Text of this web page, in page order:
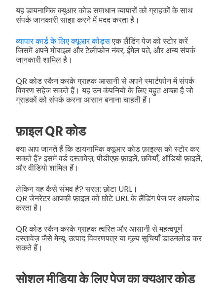
यह डायनामिक क्यूआर कोड समाधान व्यापारों को ग्राहकों के साथ
संपर्क जानकारी साझा करने में मदद करता है।
व्यापार कार्ड के लिए क्यूआर कोड्सएक लैंडिंग पेज को स्टोर करें
जिसमें अपने मोबाइल और टेलीफोन नंबर, ईमेल पते, और अन्य संपर्क
जानकारी शामिल है।
QR कोड स्कैन करके ग्राहक आसानी से अपने स्मार्टफोन में संपर्क
विवरण सहेज सकते हैं। यह उन कंपनियों के लिए बहुत अच्छा है जो
ग्राहकों को संपर्क करना आसान बनाना चाहती हैं।
फ़ाइल QR कोड
क्या आप जानते हैं कि डायनामिक क्यूआर कोड फ़ाइल्स को स्टोर कर
सकते हैं? इसमें वर्ड दस्तावेज़, पीडीएफ़ फ़ाइलें, छवियाँ, ऑडियो फ़ाइलें,
और वीडियो शामिल हैं।
लेकिन यह कैसे संभव है? सरल: छोटा URL।
QR जेनरेटर आपकी फ़ाइल को छोटे URL के लैंडिंग पेज पर अपलोड
करता है।
QR कोड स्कैन करके ग्राहक त्वरित और आसानी से महत्वपूर्ण
दस्तावेज़ जैसे मेन्यू, उत्पाद विवरणपत्र या मूल्य सूचियाँ डाउनलोड कर
सकते हैं।
सोशल मीडिया के लिए पेज का क्यूआर कोड